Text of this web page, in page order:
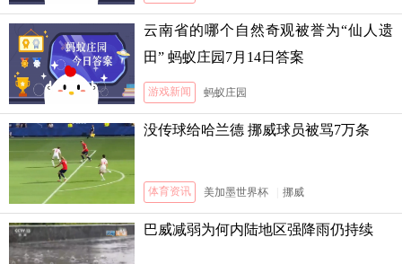
云南省的哪个自然奇观被誉为“仙人遗
田” 蚂蚁庄园7月14日答案
游戏新闻 蚂蚁庄园
没传球给哈兰德 挪威球员被骂7万条
体育资讯 美加墨世界杯 挪威
巴威减弱为何内陆地区强降雨仍持续